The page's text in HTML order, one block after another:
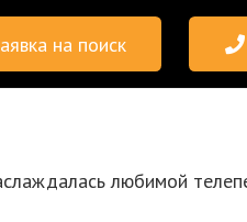
на поиск
любимой